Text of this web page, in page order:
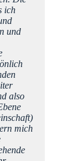
ich
und
also
mich